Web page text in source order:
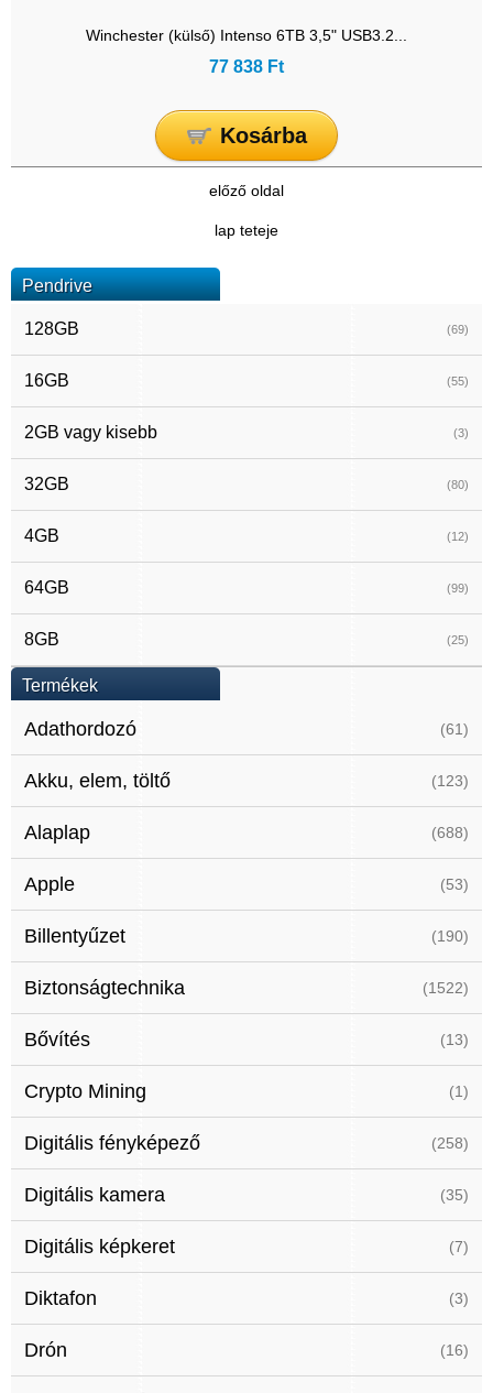
Pendrive
128GB (69)
16GB (55)
2GB vagy kisebb (3)
32GB (80)
4GB (12)
64GB (99)
8GB (25)
Termékek
Adathordozó (61)
Akku, elem, töltő (123)
Alaplap (688)
Apple (53)
Billentyűzet (190)
Biztonságtechnika (1522)
Bővítés (13)
Crypto Mining (1)
Digitális fényképező (258)
Digitális kamera (35)
Digitális képkeret (7)
Diktafon (3)
Drón (16)
Winchester (külső) Intenso 6TB 3,5" USB3.2...
77 838 Ft
Kosárba
előző oldal
lap teteje